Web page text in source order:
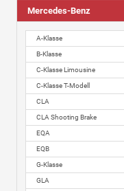
Mercedes-Benz
A-Klasse
B-Klasse
C-Klasse Limousine
C-Klasse T-Modell
CLA
CLA Shooting Brake
EQA
EQB
G-Klasse
GLA